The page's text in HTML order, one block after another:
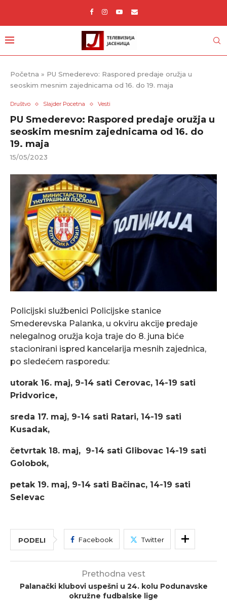
Početna » PU Smederevo: Raspored predaje oružja u
seoskim mesnim zajednicama od 16. do 19. maja
Društvo Slajder Pocetna Vesti
PU Smederevo: Raspored predaje oružja u
seoskim mesnim zajednicama od 16. do
19. maja
15/05/2023
Policijski službenici Policijske stanice
Smederevska Palanka, u okviru akcije predaje
nelegalnog oružja koja traje do 8. juna biće
stacionirani ispred kancelarija mesnih zajednica,
po sledećem rasporedu:
utorak 16. maj, 9-14 sati Cerovac, 14-19 sati
Pridvorice,
sreda 17. maj, 9-14 sati Ratari, 14-19 sati
Kusadak,
četvrtak 18. maj, 9-14 sati Glibovac 14-19 sati
Golobok,
petak 19. maj, 9-14 sati Bačinac, 14-19 sati
Selevac
PODELI Facebook Twitter
Prethodna vest
Palanački klubovi uspešni u 24. kolu Podunavske
okružne fudbalske lige